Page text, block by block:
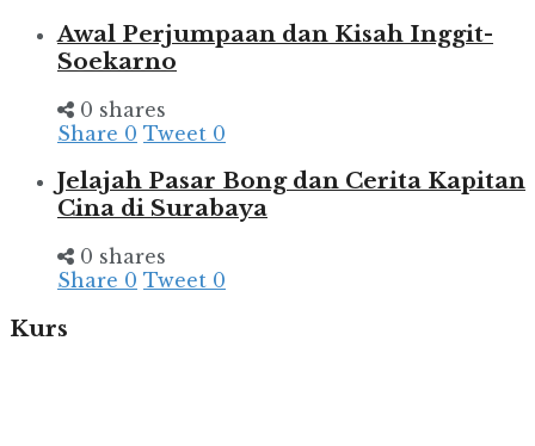
Awal Perjumpaan dan Kisah Inggit-
Soekarno
0 shares
Share 0 Tweet 0
Jelajah Pasar Bong dan Cerita Kapitan
Cina di Surabaya
0 shares
Share 0 Tweet 0
Kurs